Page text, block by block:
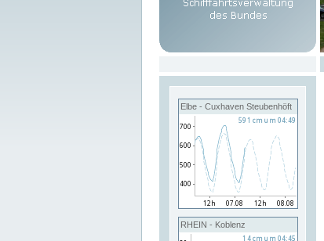
Elbe - Cuxhaven Steubenhöft
RHEIN - Koblenz